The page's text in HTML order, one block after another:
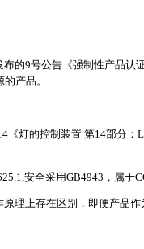
的9号公告《强制性产品
产品。
《灯的控制装置 第14部分
安全采用GB4943，属于
理上存在区别，即便产品